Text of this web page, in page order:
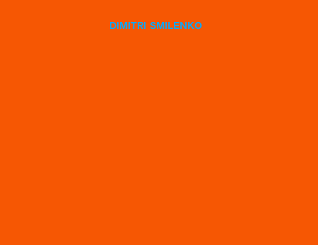
Hermes Horlogerie
dimitri smilenko